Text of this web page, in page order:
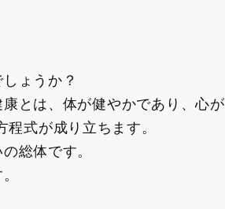
ょうか？
とは、体が健やかであり、心が
式が成り立ちます。
総体です。